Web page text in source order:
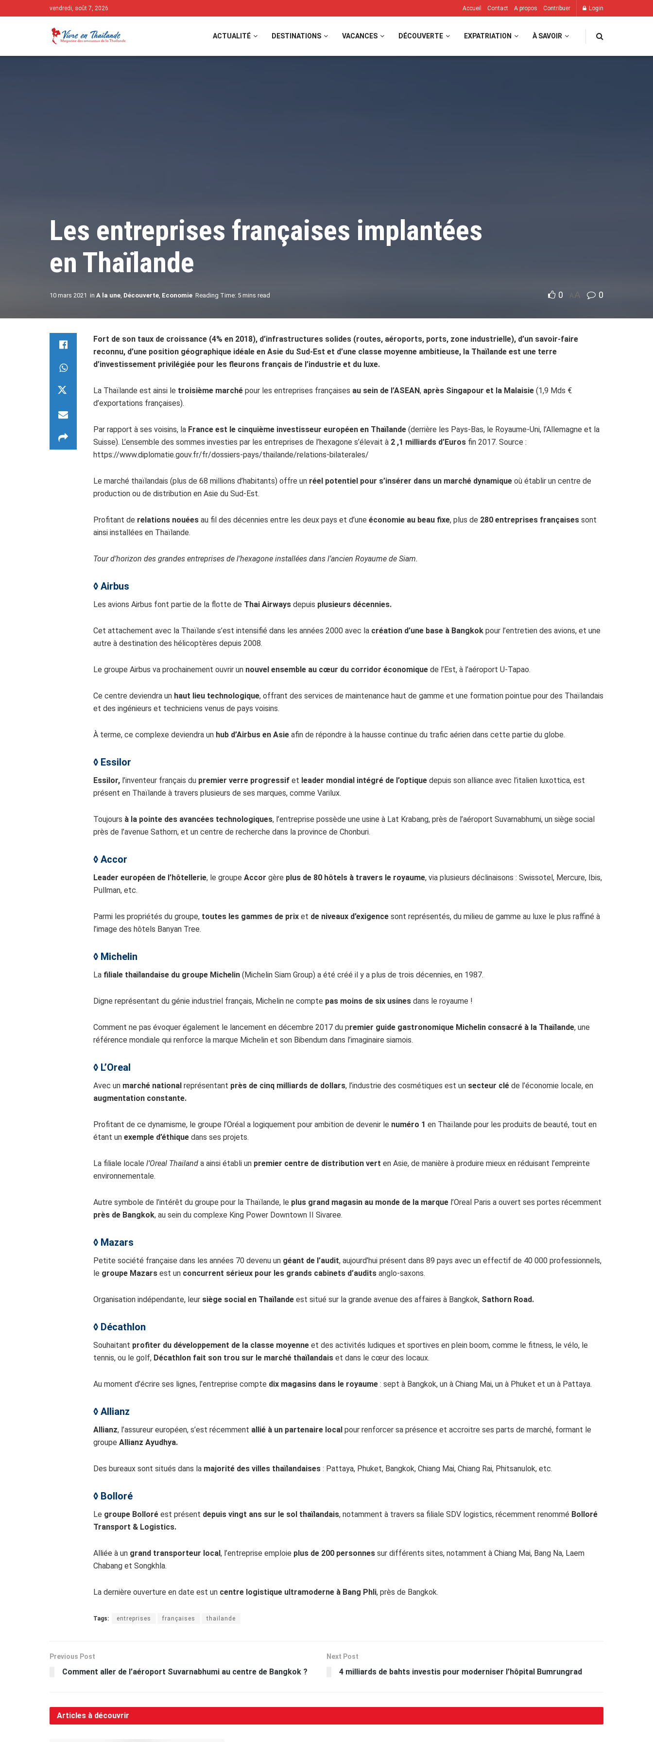
vendredi, août 7, 2026 Accueil Contact A propos Contribuer Login
ACTUALITÉ DESTINATIONS VACANCES DÉCOUVERTE EXPATRIATION À SAVOIR
Les entreprises françaises implantées
en Thaïlande
10 mars 2021 in A la une, Découverte, Economie Reading Time: 5 mins read 0 A A 0
Fort de son taux de croissance (4% en 2018), d’infrastructures solides (routes, aéroports, ports, zone industrielle), d’un savoir-faire
reconnu, d’une position géographique idéale en Asie du Sud-Est et d’une classe moyenne ambitieuse, la Thaïlande est une terre
d’investissement privilégiée pour les fleurons français de l’industrie et du luxe.
La Thaïlande est ainsi le troisième marché pour les entreprises françaises au sein de l’ASEAN, après Singapour et la Malaisie (1,9 Mds €
d’exportations françaises).
Par rapport à ses voisins, la France est le cinquième investisseur européen en Thaïlande (derrière les Pays-Bas, le Royaume-Uni, l’Allemagne et la
Suisse). L’ensemble des sommes investies par les entreprises de l’hexagone s’élevait à 2 ,1 milliards d’Euros fin 2017. Source :
https://www.diplomatie.gouv.fr/fr/dossiers-pays/thailande/relations-bilaterales/
Le marché thaïlandais (plus de 68 millions d’habitants) offre un réel potentiel pour s’insérer dans un marché dynamique où établir un centre de
production ou de distribution en Asie du Sud-Est.
Profitant de relations nouées au fil des décennies entre les deux pays et d’une économie au beau fixe, plus de 280 entreprises françaises sont
ainsi installées en Thaïlande.
Tour d’horizon des grandes entreprises de l’hexagone installées dans l’ancien Royaume de Siam.
◊ Airbus
Les avions Airbus font partie de la flotte de Thai Airways depuis plusieurs décennies.
Cet attachement avec la Thaïlande s’est intensifié dans les années 2000 avec la création d’une base à Bangkok pour l’entretien des avions, et une
autre à destination des hélicoptères depuis 2008.
Le groupe Airbus va prochainement ouvrir un nouvel ensemble au cœur du corridor économique de l’Est, à l’aéroport U-Tapao.
Ce centre deviendra un haut lieu technologique, offrant des services de maintenance haut de gamme et une formation pointue pour des Thaïlandais
et des ingénieurs et techniciens venus de pays voisins.
À terme, ce complexe deviendra un hub d’Airbus en Asie afin de répondre à la hausse continue du trafic aérien dans cette partie du globe.
◊ Essilor
Essilor, l’inventeur français du premier verre progressif et leader mondial intégré de l’optique depuis son alliance avec l’italien luxottica, est
présent en Thaïlande à travers plusieurs de ses marques, comme Varilux.
Toujours à la pointe des avancées technologiques, l’entreprise possède une usine à Lat Krabang, près de l’aéroport Suvarnabhumi, un siège social
près de l’avenue Sathorn, et un centre de recherche dans la province de Chonburi.
◊ Accor
Leader européen de l’hôtellerie, le groupe Accor gère plus de 80 hôtels à travers le royaume, via plusieurs déclinaisons : Swissotel, Mercure, Ibis,
Pullman, etc.
Parmi les propriétés du groupe, toutes les gammes de prix et de niveaux d’exigence sont représentés, du milieu de gamme au luxe le plus raffiné à
l’image des hôtels Banyan Tree.
◊ Michelin
La filiale thaïlandaise du groupe Michelin (Michelin Siam Group) a été créé il y a plus de trois décennies, en 1987.
Digne représentant du génie industriel français, Michelin ne compte pas moins de six usines dans le royaume !
Comment ne pas évoquer également le lancement en décembre 2017 du premier guide gastronomique Michelin consacré à la Thaïlande, une
référence mondiale qui renforce la marque Michelin et son Bibendum dans l’imaginaire siamois.
◊ L’Oreal
Avec un marché national représentant près de cinq milliards de dollars, l’industrie des cosmétiques est un secteur clé de l’économie locale, en
augmentation constante.
Profitant de ce dynamisme, le groupe l’Oréal a logiquement pour ambition de devenir le numéro 1 en Thaïlande pour les produits de beauté, tout en
étant un exemple d’éthique dans ses projets.
La filiale locale l’Oreal Thailand a ainsi établi un premier centre de distribution vert en Asie, de manière à produire mieux en réduisant l’empreinte
environnementale.
Autre symbole de l’intérêt du groupe pour la Thaïlande, le plus grand magasin au monde de la marque l’Oreal Paris a ouvert ses portes récemment
près de Bangkok, au sein du complexe King Power Downtown II Sivaree.
◊ Mazars
Petite société française dans les années 70 devenu un géant de l’audit, aujourd’hui présent dans 89 pays avec un effectif de 40 000 professionnels,
le groupe Mazars est un concurrent sérieux pour les grands cabinets d’audits anglo-saxons.
Organisation indépendante, leur siège social en Thaïlande est situé sur la grande avenue des affaires à Bangkok, Sathorn Road.
◊ Décathlon
Souhaitant profiter du développement de la classe moyenne et des activités ludiques et sportives en plein boom, comme le fitness, le vélo, le
tennis, ou le golf, Décathlon fait son trou sur le marché thaïlandais et dans le cœur des locaux.
Au moment d’écrire ses lignes, l’entreprise compte dix magasins dans le royaume : sept à Bangkok, un à Chiang Mai, un à Phuket et un à Pattaya.
◊ Allianz
Allianz, l’assureur européen, s’est récemment allié à un partenaire local pour renforcer sa présence et accroitre ses parts de marché, formant le
groupe Allianz Ayudhya.
Des bureaux sont situés dans la majorité des villes thaïlandaises : Pattaya, Phuket, Bangkok, Chiang Mai, Chiang Rai, Phitsanulok, etc.
◊ Bolloré
Le groupe Bolloré est présent depuis vingt ans sur le sol thaïlandais, notamment à travers sa filiale SDV logistics, récemment renommé Bolloré
Transport & Logistics.
Alliée à un grand transporteur local, l’entreprise emploie plus de 200 personnes sur différents sites, notamment à Chiang Mai, Bang Na, Laem
Chabang et Songkhla.
La dernière ouverture en date est un centre logistique ultramoderne à Bang Phli, près de Bangkok.
Tags: entreprises françaises thailande
Previous Post
Comment aller de l’aéroport Suvarnabhumi au centre de Bangkok ?
Next Post
4 milliards de bahts investis pour moderniser l’hôpital Bumrungrad
Articles à découvrir